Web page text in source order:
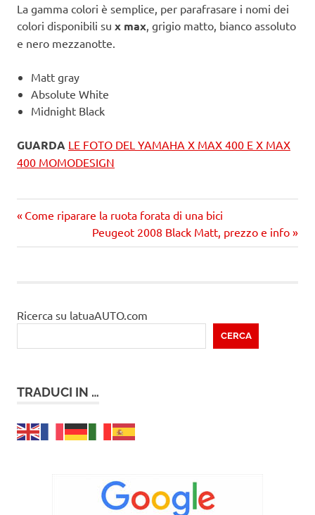
La gamma colori è semplice, per parafrasare i nomi dei
colori disponibili su x max , grigio matto, bianco assoluto
e nero mezzanotte.
Matt gray
Absolute White
Midnight Black
GUARDA LE FOTO DEL YAMAHA X MAX 400 E X MAX
400 MOMODESIGN
Navigazione
articoli
Precedente
Come riparare la ruota forata di una bici
Prossimo
articolo
Peugeot 2008 Black Matt, prezzo e info
Ricerca su latuaAUTO.com
CERCA
TRADUCI IN …